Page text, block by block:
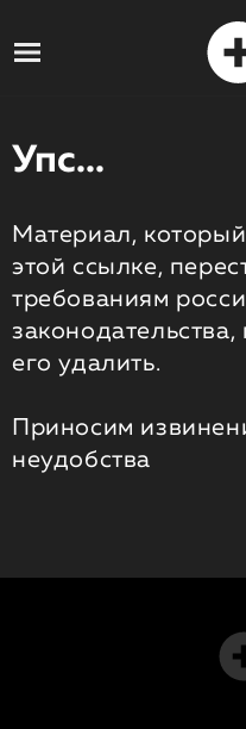
Упс...
Материал,
этой ссылке,
требованиям
его удалить.
Приносим
неудобства